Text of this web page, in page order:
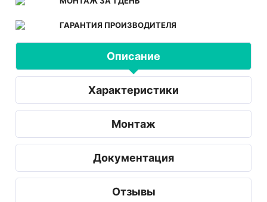
ГАРАНТИЯ ПРОИЗВОДИТЕЛЯ
Описание
Характеристики
Монтаж
Документация
Отзывы